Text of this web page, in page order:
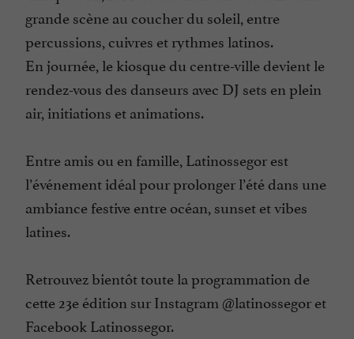
grande scène au coucher du soleil, entre
percussions, cuivres et rythmes latinos.
En journée, le kiosque du centre-ville devient le
rendez-vous des danseurs avec DJ sets en plein
air, initiations et animations.
Entre amis ou en famille, Latinossegor est
l’événement idéal pour prolonger l’été dans une
ambiance festive entre océan, sunset et vibes
latines.
Retrouvez bientôt toute la programmation de
cette 23e édition sur Instagram @latinossegor et
Facebook Latinossegor.